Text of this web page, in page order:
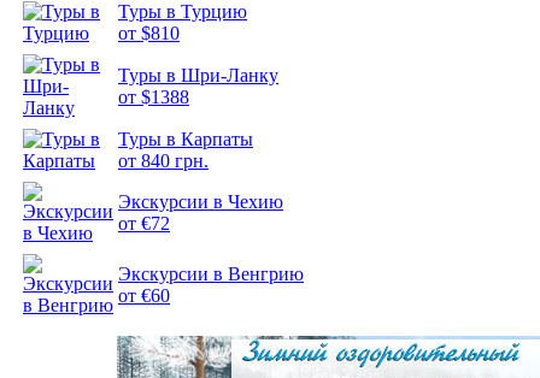
Туры в Турцию
от $810
Туры в Шри-Ланку
от $1388
Туры в Карпаты
от 840 грн.
Экскурсии в Чехию
от €72
Экскурсии в Венгрию
от €60